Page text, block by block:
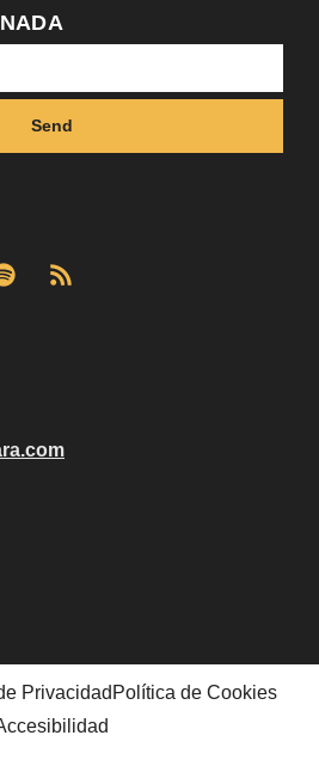
Send
Privacidad Política de Cookies